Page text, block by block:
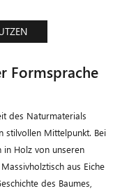
Formsprache
des Naturmaterials
stilvollen Mittelpunkt. Bei
in Holz von unseren
aus Eiche
des Baumes,